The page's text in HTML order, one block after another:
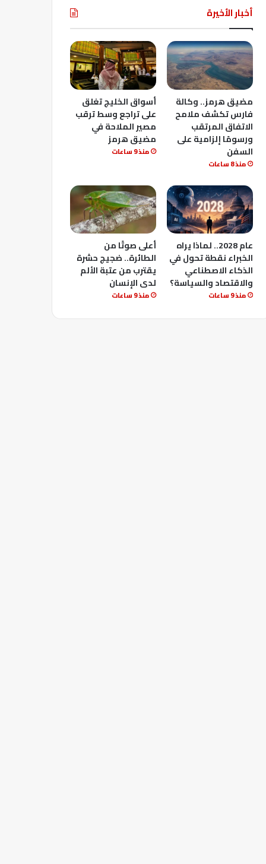
أخبار الأخيرة
مضيق هرمز.. وكالة
فارس تكشف ملامح
الاتفاق المرتقب
ورسومًا إلزامية على
السفن
منذ 8 ساعات
أسواق الخليج تغلق
على تراجع وسط ترقب
مصير الملاحة في
مضيق هرمز
منذ 9 ساعات
عام 2028.. لماذا يراه
الخبراء نقطة تحول في
الذكاء الاصطناعي
والاقتصاد والسياسة؟
منذ 9 ساعات
أعلى صوتًا من
الطائرة.. ضجيج حشرة
يقترب من عتبة الألم
لدى الإنسان
منذ 9 ساعات